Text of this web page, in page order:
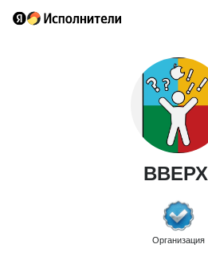
ВВЕРХ
Организация